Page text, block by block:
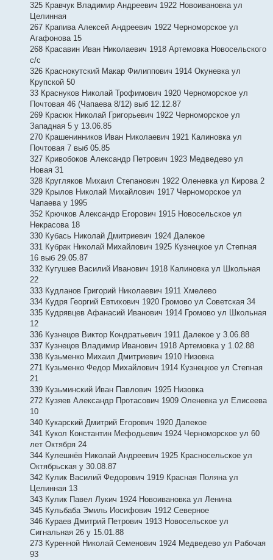
325 Кравчук Владимир Андреевич 1922 Новоивановка ул
Целинная
267 Крапива Алексей Андреевич 1922 Черноморское ул
Агафонова 15
268 Красавин Иван Николаевич 1918 Артемовка Новосельского
с/с
326 Краснокутский Макар Филиппович 1914 Окуневка ул
Крупской 50
33 Краснуков Николай Трофимович 1920 Черноморское ул
Почтовая 46 (Чапаева 8/12) выб 12.12.87
269 Красюк Николай Григорьевич 1922 Черноморское ул
Западная 5 у 13.06.85
270 Крашенинников Иван Николаевич 1921 Калиновка ул
Почтовая 7 выб 05.85
327 Кривобоков Александр Петрович 1923 Медведево ул
Новая 31
328 Кругляков Михаил Степанович 1922 Оленевка ул Кирова 2
329 Крылов Николай Михайлович 1917 Черноморское ул
Чапаева у 1995
352 Крючков Александр Егорович 1915 Новосельское ул
Некрасова 18
330 Кубась Николай Дмитриевич 1924 Далекое
331 Кубрак Николай Михайлович 1925 Кузнецкое ул Степная
16 выб 29.05.87
332 Кугушев Василий Иванович 1918 Калиновка ул Школьная
22
333 Кудланов Григорий Николаевич 1911 Хмелево
334 Кудря Георгий Евтихович 1920 Громово ул Советская 34
335 Кудрявцев Афанасий Иванович 1914 Громово ул Школьная
12
336 Кузнецов Виктор Кондратьевич 1911 Далекое у 3.06.88
337 Кузнецов Владимир Иванович 1918 Артемовка у 1.02.88
338 Кузьменко Михаил Дмитриевич 1910 Низовка
271 Кузьменко Федор Михайлович 1914 Кузнецкое ул Степная
21
339 Кузьминский Иван Павлович 1925 Низовка
272 Кузяев Александр Протасович 1909 Оленевка ул Елисеева
10
340 Кукарский Дмитрий Егорович 1920 Далекое
341 Кукол Константин Мефодьевич 1924 Черноморское ул 60
лет Октября 24
344 Кулешнёв Николай Андреевич 1925 Красносельское ул
Октябрьская у 30.08.87
342 Кулик Василий Федорович 1919 Красная Поляна ул
Целинная 13
343 Кулик Павел Лукич 1924 Новоивановка ул Ленина
345 Кульбаба Эмиль Иосифович 1912 Северное
346 Кураев Дмитрий Петрович 1913 Новосельское ул
Сигнальная 26 у 15.01.88
273 Куренной Николай Семенович 1924 Медведево ул Рабочая
93